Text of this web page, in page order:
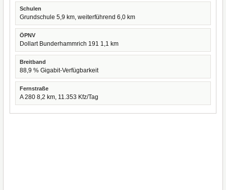
Schulen
Grundschule 5,9 km, weiterführend 6,0 km
ÖPNV
Dollart Bunderhammrich 191 1,1 km
Breitband
88,9 % Gigabit-Verfügbarkeit
Fernstraße
A 280 8,2 km, 11.353 Kfz/Tag